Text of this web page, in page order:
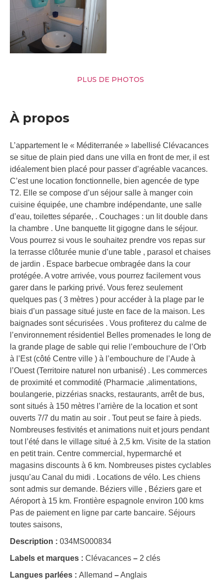
PLUS DE PHOTOS
À propos
L’appartement le « Méditerranée » labellisé Clévacances
se situe de plain pied dans une villa en front de mer, il est
idéalement bien placé pour passer d’agréable vacances.
C’est une location fonctionnelle, bien agencée de type
T2. Elle se compose d’un séjour salle à manger coin
cuisine équipée, une chambre indépendante, une salle
d’eau, toilettes séparée, . Couchages : un lit double dans
la chambre . Une banquette lit gigogne dans le séjour.
Vous pourrez si vous le souhaitez prendre vos repas sur
la terrasse clôturée munie d’une table , parasol et chaises
de jardin . Espace barbecue ombragée dans la cour
protégée. A votre arrivée, vous pourrez facilement vous
garer dans le parking privé. Vous ferez seulement
quelques pas ( 3 mètres ) pour accéder à la plage par le
biais d’un passage situé juste en face de la maison. Les
baignades sont sécurisées . Vous profiterez du calme de
l’environnement résidentiel Belles promenades le long de
la grande plage de sable qui relie l’embouchure de l’Orb
à l’Est (côté Centre ville ) à l’embouchure de l’Aude à
l’Ouest (Territoire naturel non urbanisé) . Les commerces
de proximité et commodité (Pharmacie ,alimentations,
boulangerie, pizzérias snacks, restaurants, arrêt de bus,
sont situés à 150 mètres l’arrière de la location et sont
ouverts 7/7 du matin au soir . Tout peut se faire à pieds.
Nombreuses festivités et animations nuit et jours pendant
tout l’été dans le village situé à 2,5 km. Visite de la station
en petit train. Centre commercial, hypermarché et
magasins discounts à 6 km. Nombreuses pistes cyclables
jusqu’au Canal du midi . Locations de vélo. Les chiens
sont admis sur demande. Béziers ville , Béziers gare et
Aéroport à 15 km. Frontière espagnole environ 100 kms
Pas de paiement en ligne par carte bancaire. Séjours
toutes saisons,
Description : 034MS000834
Labels et marques : Clévacances – 2 clés
Langues parlées : Allemand –Anglais